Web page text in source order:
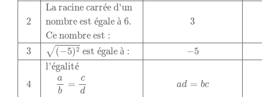
La racine carrée d'un
2
nombre est égale à 6.
3
Ce nombre est :
3
√(−5)2 est égale à : −5
l'égalité
4
a
b
=
c
d
ad = bc